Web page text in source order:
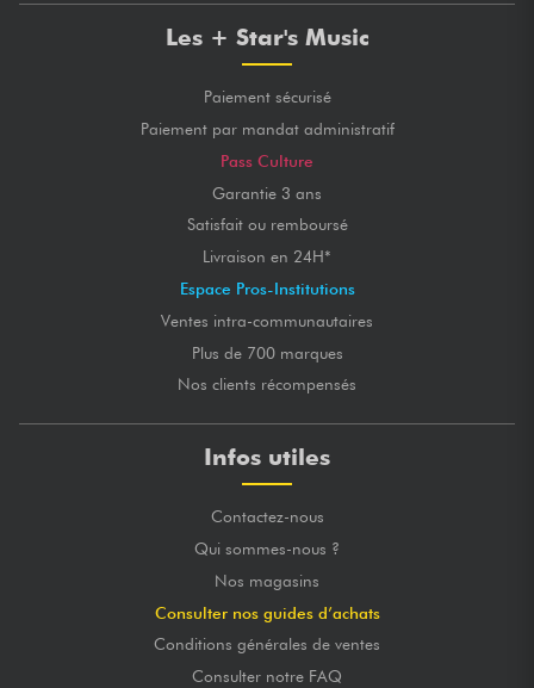
Les + Star's Music
Paiement sécurisé
Paiement par mandat administratif
Pass Culture
Garantie 3 ans
Satisfait ou remboursé
Livraison en 24H*
Espace Pros-Institutions
Ventes intra-communautaires
Plus de 700 marques
Nos clients récompensés
Infos utiles
Contactez-nous
Qui sommes-nous ?
Nos magasins
Consulter nos guides d’achats
Conditions générales de ventes
Consulter notre FAQ